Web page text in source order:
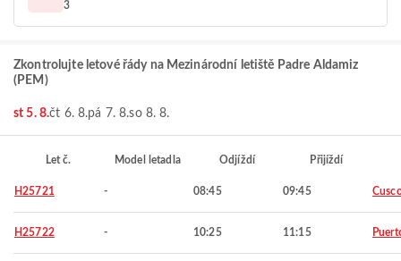
3
Zkontrolujte letové řády na Mezinárodní letiště Padre Aldamiz
(PEM)
st 5. 8.čt 6. 8.pá 7. 8.so 8. 8.
Let č. Model letadla Odjíždí Přijíždí
H25721 - 08:45 09:45
H25722 - 10:25 11:15